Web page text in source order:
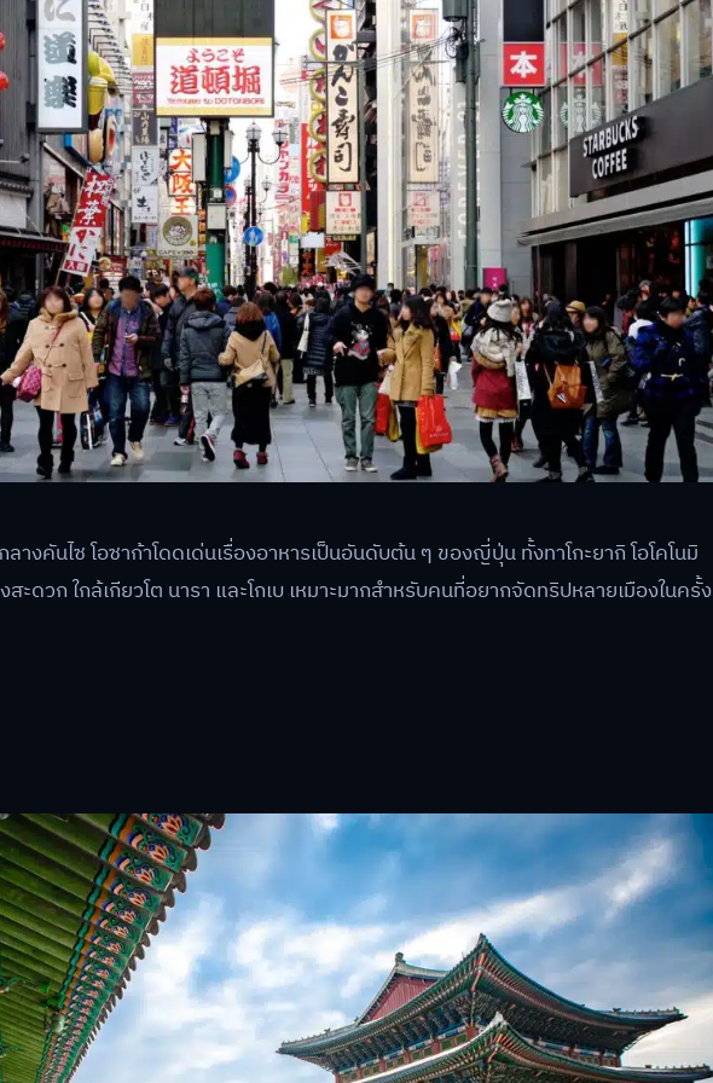
งคันไซ โอซาก้าโดดเด่นเรื่องอาหารเป็นอันดับต้น ๆ ของญี่ปุ่น ทั้งทาโกะยากิ โอโคโนมิ
ะดวก ใกล้เกียวโต นารา และโกเบ เหมาะมากสำหรับคนที่อยากจัดทริปหลายเมืองในครั้ง